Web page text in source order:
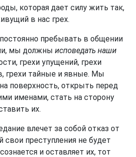
которая дает силу жить так,
в нас грех.
пребывать в общении
мы должны исповедать наши
грехи упущений, грехи
грехи тайные и явные. Мы
поверхность, открыть перед
именами, стать на сторону
их.
влечет за собой отказ от
преступления не будет
и оставляет их, тот